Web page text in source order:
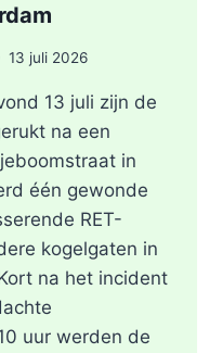
13 juli 2026
13 juli zijn de
na een
in
één gewonde
RET-
kogelgaten in
na het incident
uur werden de